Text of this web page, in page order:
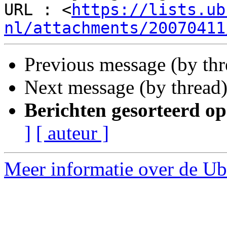
URL : <https://
nl/attachments/
Previous message (by
Next message (by
Berichten gesorteerd
] [ auteur ]
Meer informatie over de